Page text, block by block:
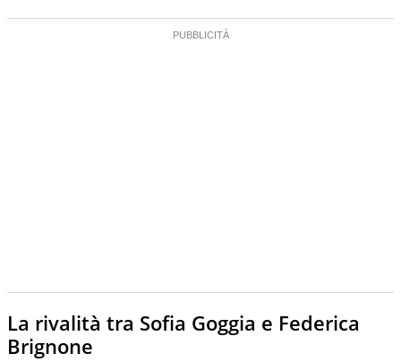
La rivalità tra Sofia Goggia e Federica
Brignone